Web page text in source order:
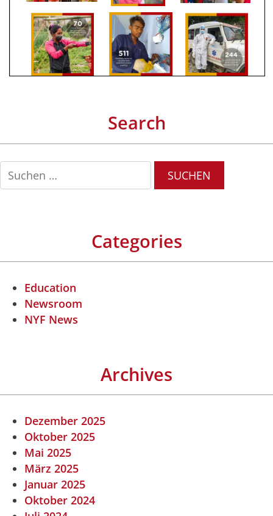
Search
Suchen
nach:
Categories
Education
Newsroom
NYF News
Archives
Dezember 2025
Oktober 2025
Mai 2025
März 2025
Januar 2025
Oktober 2024